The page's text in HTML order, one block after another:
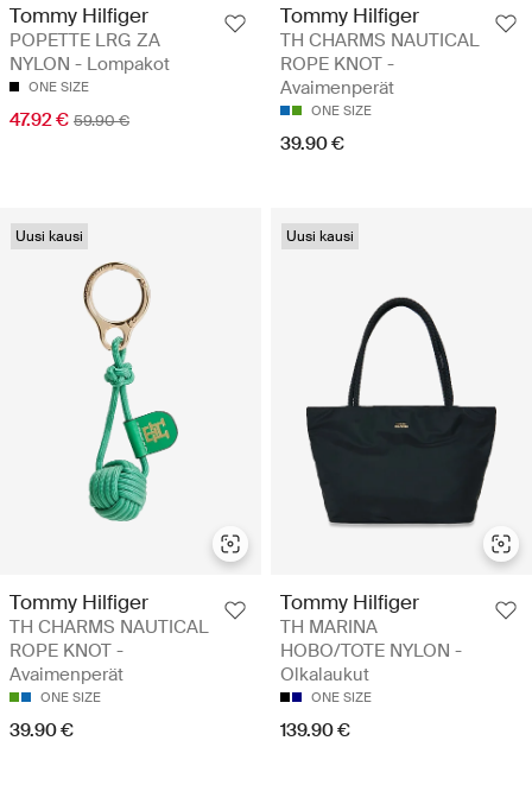
Tommy Hilfiger
POPETTE LRG ZA
NYLON - Lompakot
ONE SIZE
47.92 € 59.90 €
Tommy Hilfiger
TH CHARMS NAUTICAL
ROPE KNOT -
Avaimenperät
ONE SIZE
39.90 €
Uusi kausi
Tommy Hilfiger
TH CHARMS NAUTICAL
ROPE KNOT -
Avaimenperät
ONE SIZE
39.90 €
Uusi kausi
Tommy Hilfiger
TH MARINA
HOBO/TOTE NYLON -
Olkalaukut
ONE SIZE
139.90 €